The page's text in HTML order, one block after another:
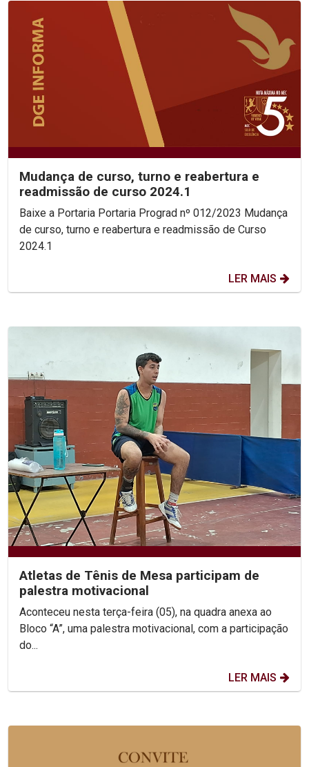
Mudança de curso, turno e reabertura e
readmissão de curso 2024.1
Baixe a Portaria Portaria Prograd nº 012/2023 Mudança
de curso, turno e reabertura e readmissão de Curso
2024.1
LER MAIS
Atletas de Tênis de Mesa participam de
palestra motivacional
Aconteceu nesta terça-feira (05), na quadra anexa ao
Bloco “A”, uma palestra motivacional, com a participação
do...
LER MAIS